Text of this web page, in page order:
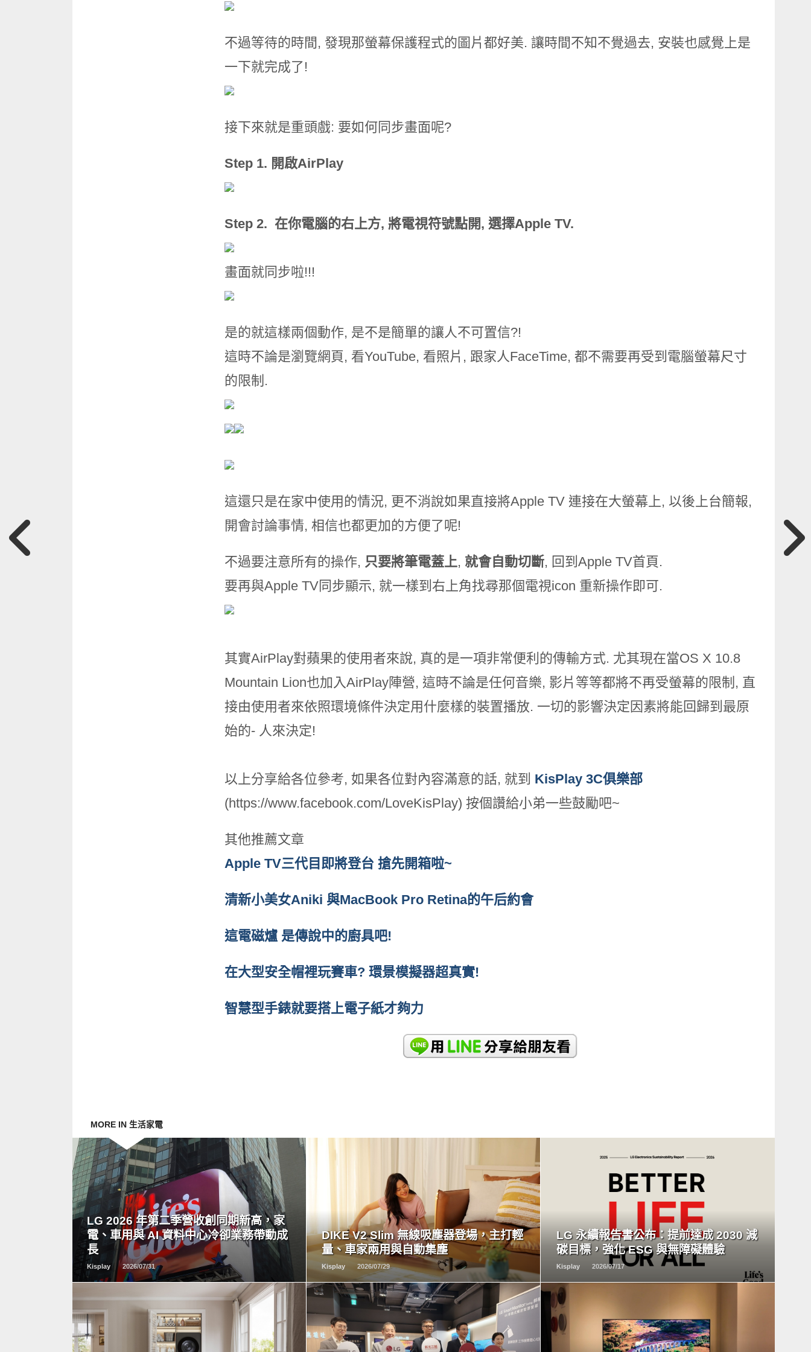
不過等待的時間, 發現那螢幕保護程式的圖片都好美. 讓時間不知不覺過去, 安裝也感覺上是
一下就完成了!
接下來就是重頭戲: 要如何同步畫面呢?
Step 1. 開啟AirPlay
Step 2. 在你電腦的右上方, 將電視符號點開, 選擇Apple TV.
畫面就同步啦!!!
是的就這樣兩個動作, 是不是簡單的讓人不可置信?!
這時不論是瀏覽網頁, 看YouTube, 看照片, 跟家人FaceTime, 都不需要再受到電腦螢幕尺寸
的限制.
這還只是在家中使用的情況, 更不消說如果直接將Apple TV 連接在大螢幕上, 以後上台簡報,
開會討論事情, 相信也都更加的方便了呢!
不過要注意所有的操作, 只要將筆電蓋上, 就會自動切斷, 回到Apple TV首頁.
要再與Apple TV同步顯示, 就一樣到右上角找尋那個電視icon 重新操作即可.
其實AirPlay對蘋果的使用者來說, 真的是一項非常便利的傳輸方式. 尤其現在當OS X 10.8
Mountain Lion也加入AirPlay陣營, 這時不論是任何音樂, 影片等等都將不再受螢幕的限制, 直
接由使用者來依照環境條件決定用什麼樣的裝置播放. 一切的影響決定因素將能回歸到最原
始的- 人來決定!
以上分享給各位參考, 如果各位對內容滿意的話, 就到 KisPlay 3C俱樂部
(https://www.facebook.com/LoveKisPlay) 按個讚給小弟一些鼓勵吧~
其他推薦文章
Apple TV三代目即將登台 搶先開箱啦~
清新小美女Aniki 與MacBook Pro Retina的午后約會
這電磁爐 是傳說中的廚具吧!
在大型安全帽裡玩賽車? 環景模擬器超真實!
智慧型手錶就要搭上電子紙才夠力
MORE IN 生活家電
LG 2026 年第二季營收創同期新高，家
電、車用與 AI 資料中心冷卻業務帶動成
長
Kisplay 2026/07/31
READ
MORE
DIKE V2 Slim 無線吸塵器登場，主打輕
量、車家兩用與自動集塵
Kisplay 2026/07/29
READ
MORE
LG 永續報告書公布：提前達成 2030 減
碳目標，強化 ESG 與無障礙體驗
Kisplay 2026/07/17
MORE
READ
READ
READ